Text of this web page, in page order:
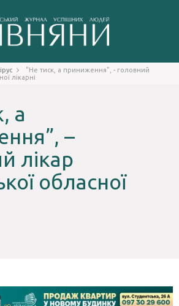
"Не тиск, а приниження", - головний
лікарні
а
–
лікар
обласної